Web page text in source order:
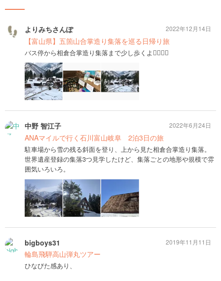
よりみちさんぽ
【富山県】五箇山合掌造り集落を巡る日帰り旅
バス停から相倉合掌造り集落まで少し歩くよ🚶‍♀️🚶‍♀️
2022年12月14日
中野 智江子
ANAマイルで行く石川富山岐阜 2泊3日の旅
駐車場から雪の残る斜面を登り、上から見た相倉合掌造り集落。
世界遺産登録の集落3つ見学したけど、集落ごとの地形や規模で雰
囲気いろいろ。
2022年6月24日
bigboys31
輪島飛騨高山弾丸ツアー
ひなびた感あり、
2019年11月11日